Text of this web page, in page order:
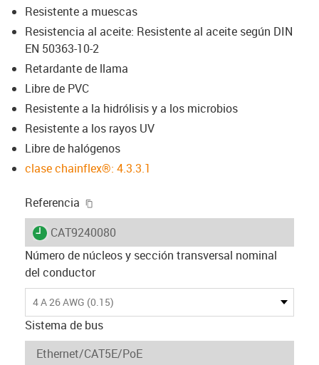
Resistente a muescas
Resistencia al aceite: Resistente al aceite según DIN
EN 50363-10-2
Retardante de llama
Libre de PVC
Resistente a la hidrólisis y a los microbios
Resistente a los rayos UV
Libre de halógenos
clase chainflex®: 4.3.3.1
Referencia
igus-icon-lieferzeit
CAT9240080
Número de núcleos y sección transversal nominal
del conductor
4 A 26 AWG (0.15)
Sistema de bus